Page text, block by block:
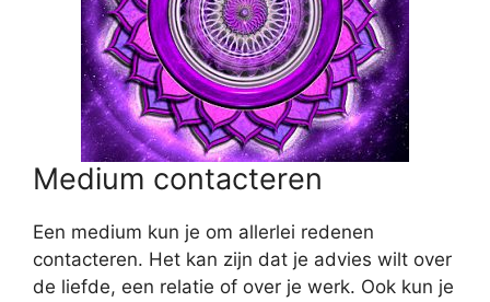
Medium contacteren
Een medium kun je om allerlei redenen
contacteren. Het kan zijn dat je advies wilt over
de liefde, een relatie of over je werk. Ook kun je